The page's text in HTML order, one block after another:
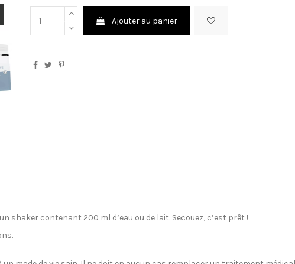
Ajouter au panier
shaker contenant 200 ml d’eau ou de lait. Secouez, c’est prêt !